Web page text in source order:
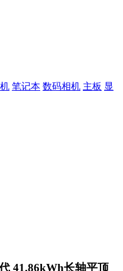
笔记本 数码相机 主板 显
41.86kWh长轴平顶